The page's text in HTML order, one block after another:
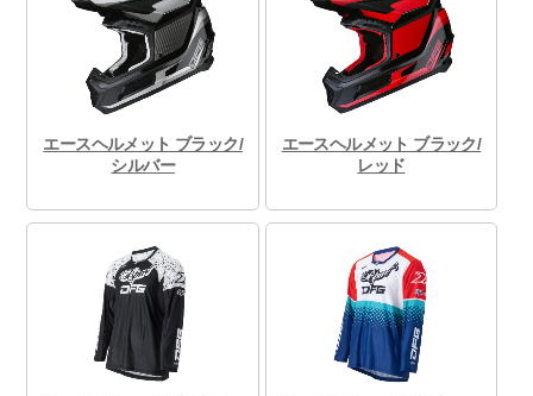
エースヘルメット ブラック/
シルバー
エースヘルメット ブラック/
レッド